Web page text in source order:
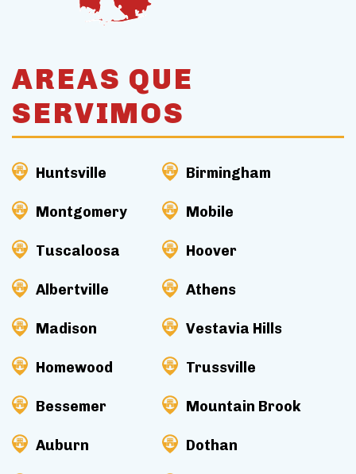
AREAS QUE
SERVIMOS
Huntsville Birmingham
Montgomery Mobile
Tuscaloosa Hoover
Albertville Athens
Madison Vestavia Hills
Homewood Trussville
Bessemer Mountain Brook
Auburn Dothan